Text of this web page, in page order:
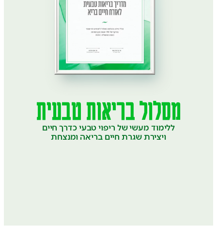
מסלול בריאות טבעית
ללימוד מעשי של ריפוי טבעי כדרך חיים
ויצירת שגרת חיים בריאה ומנצחת